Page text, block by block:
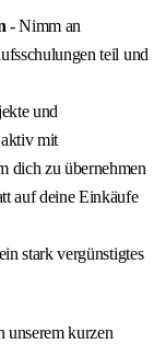
- Nimm an
teil und
und
mit
dich zu übernehmen
auf deine Einkäufe
stark vergünstigtes
unserem kurzen